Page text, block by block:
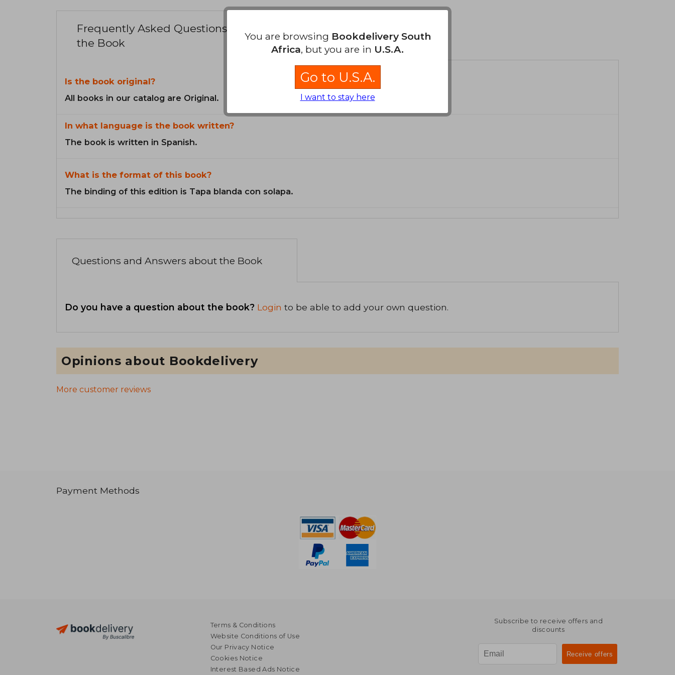
Frequently Asked Questions about
the Book
Is the book original?
All books in our catalog are Original.
In what language is the book written?
The book is written in Spanish.
What is the format of this book?
The binding of this edition is Tapa blanda con solapa.
Questions and Answers about the Book
Do you have a question about the book? Login to be able to add your own question.
Opinions about Bookdelivery
More customer reviews
Payment Methods
Terms & Conditions
Website Conditions of Use
Our Privacy Notice
Cookies Notice
Interest Based Ads Notice
Subscribe to receive offers and
discounts
You are browsing Bookdelivery South
Africa, but you are in U.S.A.
Go to U.S.A.
I want to stay here